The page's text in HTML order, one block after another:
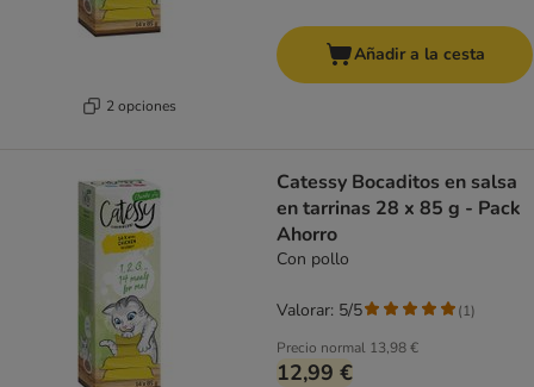
2 opciones
Añadir a la cesta
Catessy Bocaditos en salsa
en tarrinas 28 x 85 g - Pack
Ahorro
Con pollo
Precio normal 13,98 €
12,99 €
Valorar: 5/5 (1)